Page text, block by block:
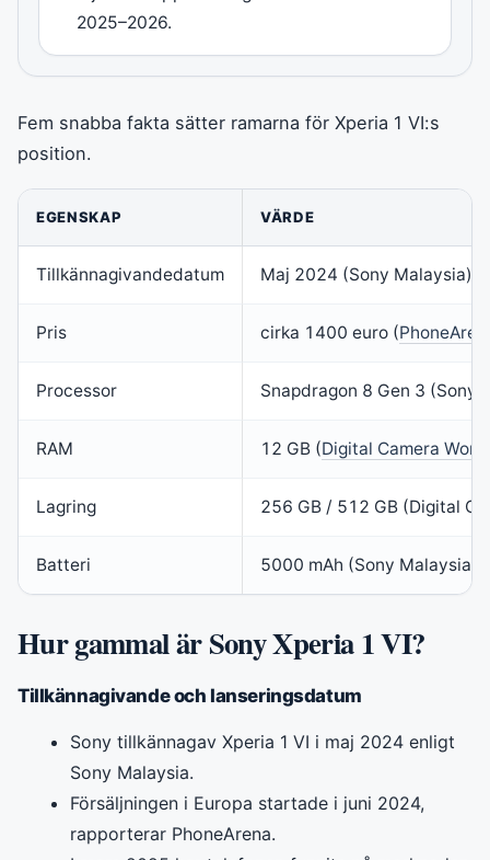
2025–2026.
Fem snabba fakta sätter ramarna för Xperia 1 VI:s
position.
EGENSKAP VÄRDE
Tillkännagivandedatum Maj 2024 (Sony Malaysia)
Pris cirka 1400 euro (
Processor Snapdragon 8 Gen 3 (Sony
RAM 12 GB (Digital Camera
Lagring 256 GB / 512 GB (Digital
Batteri 5000 mAh (Sony Malaysia)
Hur gammal är Sony Xperia 1 VI?
Tillkännagivande och lanseringsdatum
Sony tillkännagav Xperia 1 VI i maj 2024 enligt
Sony Malaysia.
Försäljningen i Europa startade i juni 2024,
rapporterar PhoneArena.